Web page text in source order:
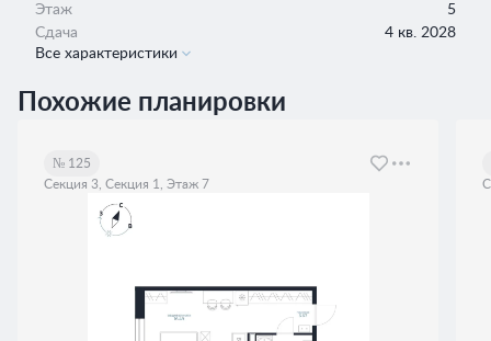
Этаж
5
Сдача
4 кв. 2028
Все характеристики
Похожие планировки
№ 125
Секция 3, Секция 1, Этаж 7